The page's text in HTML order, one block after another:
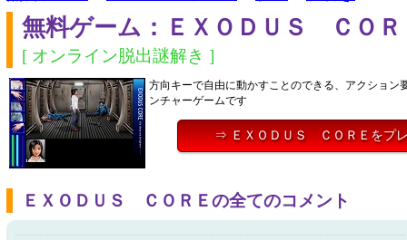
無料ゲーム：ＥＸＯＤＵＳ ＣＯＲ
[ オンライン脱出謎解き ]
方向キーで自由に動かすことのできる、アクション
ンチャーゲームです
⇒ ＥＸＯＤＵＳ ＣＯＲＥをプ
ＥＸＯＤＵＳ ＣＯＲＥの全てのコメント